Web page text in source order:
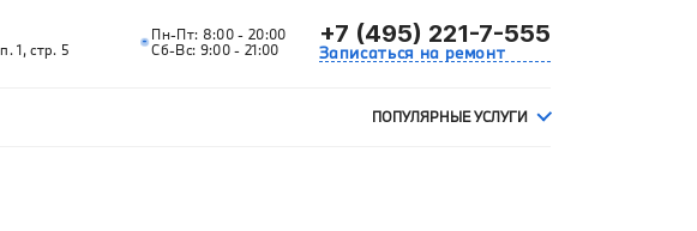
1, стр. 5
Пн-Пт: 8:00 - 20:00
Сб-Вс: 9:00 - 21:00
+7 (495) 221-7-555
Записаться на ремонт
ПОПУЛЯРНЫЕ УСЛУГИ